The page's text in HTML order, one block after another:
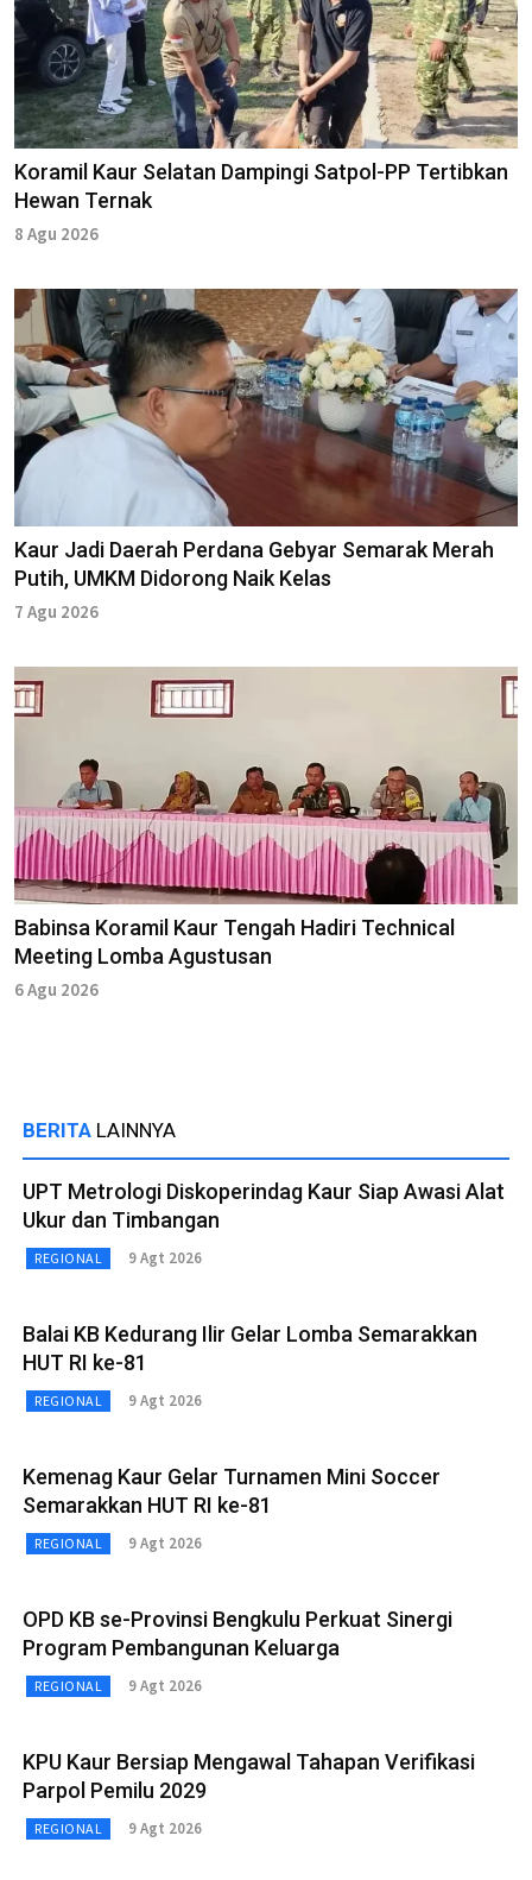
Koramil Kaur Selatan Dampingi Satpol-PP Tertibkan
Hewan Ternak
8 Agu 2026
Kaur Jadi Daerah Perdana Gebyar Semarak Merah
Putih, UMKM Didorong Naik Kelas
7 Agu 2026
Babinsa Koramil Kaur Tengah Hadiri Technical
Meeting Lomba Agustusan
6 Agu 2026
BERITA LAINNYA
UPT Metrologi Diskoperindag Kaur Siap Awasi Alat
Ukur dan Timbangan
REGIONAL 9 Agt 2026
Balai KB Kedurang Ilir Gelar Lomba Semarakkan
HUT RI ke-81
REGIONAL 9 Agt 2026
Kemenag Kaur Gelar Turnamen Mini Soccer
Semarakkan HUT RI ke-81
REGIONAL 9 Agt 2026
OPD KB se-Provinsi Bengkulu Perkuat Sinergi
Program Pembangunan Keluarga
REGIONAL 9 Agt 2026
KPU Kaur Bersiap Mengawal Tahapan Verifikasi
Parpol Pemilu 2029
REGIONAL 9 Agt 2026